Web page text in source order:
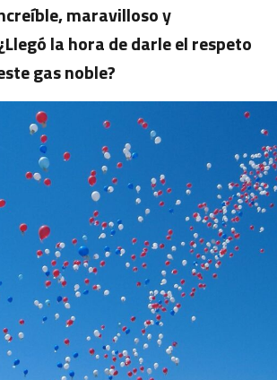
maravilloso y
la hora de darle el respeto
gas noble?